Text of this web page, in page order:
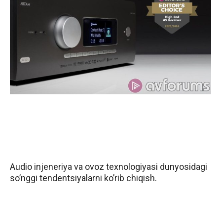
Audio injeneriya va ovoz texnologiyasi dunyosidagi
so’nggi tendentsiyalarni ko’rib chiqish.